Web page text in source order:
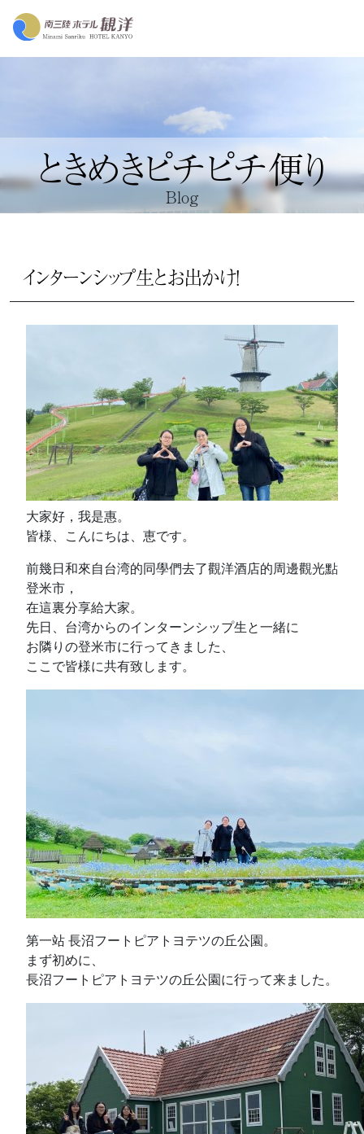
ときめきピチピチ便り
Blog
インターンシップ生とお出かけ！
大家好，我是惠。
皆様、こんにちは、恵です。
前幾日和來自台湾的同學們去了觀洋酒店的周邊觀光點
登米市，
在這裏分享給大家。
先日、台湾からのインターンシップ生と一緒に
お隣りの登米市に行ってきました、
ここで皆様に共有致します。
第一站 長沼フートピアトヨテツの丘公園。
まず初めに、
長沼フートピアトヨテツの丘公園に行って来ました。